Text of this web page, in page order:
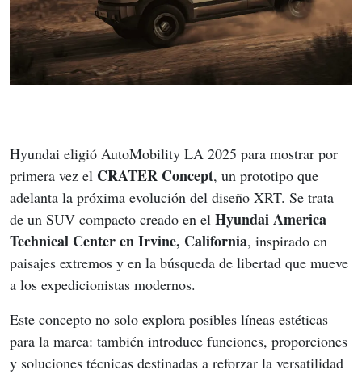
Hyundai eligió AutoMobility LA 2025 para mostrar por
primera vez el CRATER Concept, un prototipo que
adelanta la próxima evolución del diseño XRT. Se trata
de un SUV compacto creado en el Hyundai America
Technical Center en Irvine, California, inspirado en
paisajes extremos y en la búsqueda de libertad que mueve
a los expedicionistas modernos.
Este concepto no solo explora posibles líneas estéticas
para la marca: también introduce funciones, proporciones
y soluciones técnicas destinadas a reforzar la versatilidad